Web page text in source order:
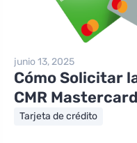
junio 13, 2025
Cómo Solicitar
CMR
Tarjeta de crédito